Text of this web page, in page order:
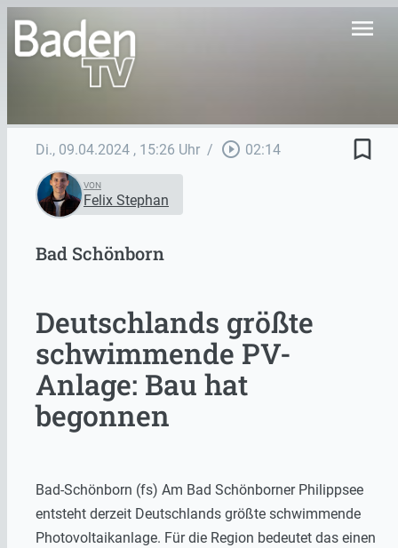
menu
Di., 09.04.2024 , 15:26 Uhr / play_circle_outline 02:14 bookmark_border
VON
Felix Stephan
Bad Schönborn
Deutschlands größte
schwimmende PV-
Anlage: Bau hat
begonnen
Bad-Schönborn (fs) Am Bad Schönborner Philippsee
entsteht derzeit Deutschlands größte schwimmende
Photovoltaikanlage. Für die Region bedeutet das einen